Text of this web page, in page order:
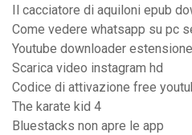
Il cacciatore di aquiloni epub
Come vedere whatsapp su pc
Youtube downloader
Scarica video instagram hd
Codice di attivazione free
The karate kid 4
Bluestacks non apre le app